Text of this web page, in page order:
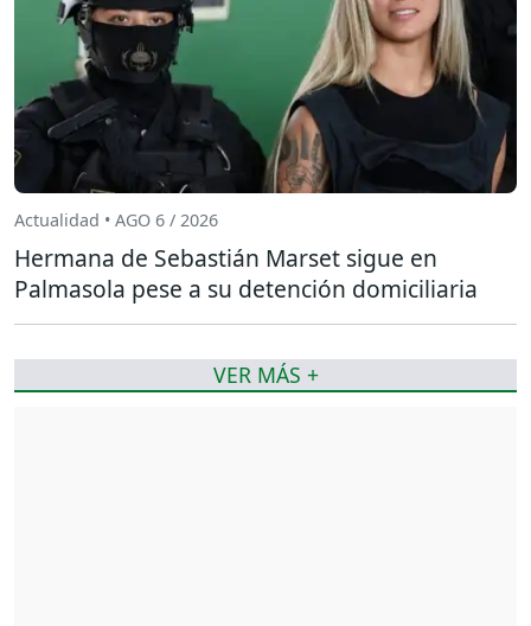
Actualidad • AGO 6 / 2026
Hermana de Sebastián Marset sigue en
Palmasola pese a su detención domiciliaria
VER MÁS +